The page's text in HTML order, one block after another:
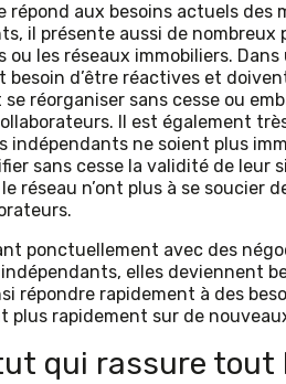
répond aux besoins actuels des
il présente aussi de
ou les réseaux immobiliers.
besoin d’être réactives et
réorganiser sans cesse ou
Il est également
indépendants ne soient plus
sans cesse la validité de leur
le réseau n’ont plus à se soucier
ponctuellement avec des
elles deviennent
répondre rapidement à des
plus rapidement sur de
qui rassure tout